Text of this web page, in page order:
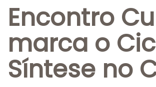
Encontro
marca o
Síntese no